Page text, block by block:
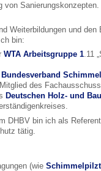
von Sanierungskonzepten.
Weiterbildungen und
bin:
WTA Arbeitsgruppe 1.11
Bundesverband
des
Deutschen Holz- und
DHBV bin ich als
tätig.
(wie